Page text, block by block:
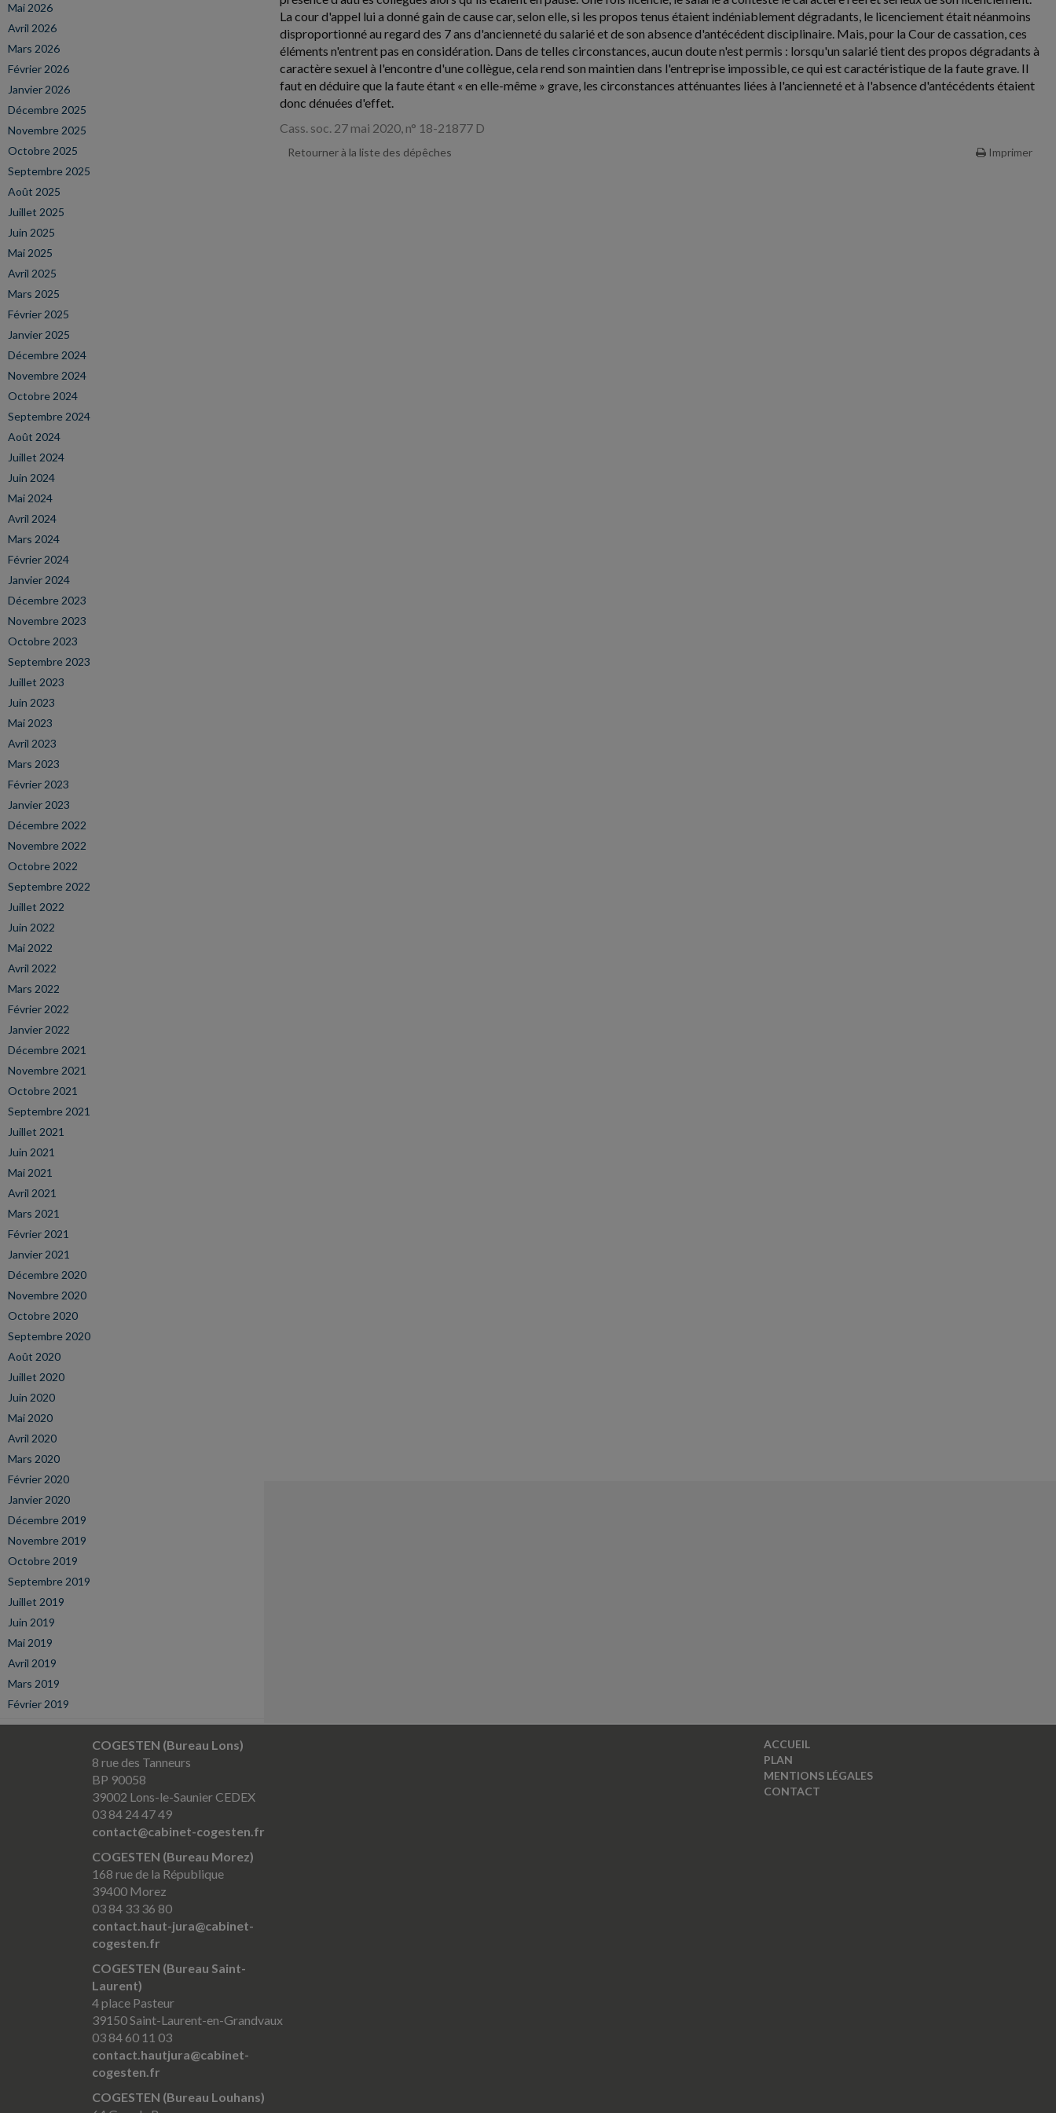
Mai 2026
Avril 2026
Mars 2026
Février 2026
Janvier 2026
Décembre 2025
Novembre 2025
Octobre 2025
Septembre 2025
Août 2025
Juillet 2025
Juin 2025
Mai 2025
Avril 2025
Mars 2025
Février 2025
Janvier 2025
Décembre 2024
Novembre 2024
Octobre 2024
Septembre 2024
Août 2024
Juillet 2024
Juin 2024
Mai 2024
Avril 2024
Mars 2024
Février 2024
Janvier 2024
Décembre 2023
Novembre 2023
Octobre 2023
Septembre 2023
Juillet 2023
Juin 2023
Mai 2023
Avril 2023
Mars 2023
Février 2023
Janvier 2023
Décembre 2022
Novembre 2022
Octobre 2022
Septembre 2022
Juillet 2022
Juin 2022
Mai 2022
Avril 2022
Mars 2022
Février 2022
Janvier 2022
Décembre 2021
Novembre 2021
Octobre 2021
Septembre 2021
Juillet 2021
Juin 2021
Mai 2021
Avril 2021
Mars 2021
Février 2021
Janvier 2021
Décembre 2020
Novembre 2020
Octobre 2020
Septembre 2020
Août 2020
Juillet 2020
Juin 2020
Mai 2020
Avril 2020
Mars 2020
Février 2020
Janvier 2020
Décembre 2019
Novembre 2019
Octobre 2019
Septembre 2019
Juillet 2019
Juin 2019
Mai 2019
Avril 2019
Mars 2019
Février 2019
La cour d'appel lui a donné gain de cause car, selon elle, si les propos tenus étaient indéniablement dégradants, le licenciement était néanmoins
disproportionné au regard des 7 ans d'ancienneté du salarié et de son absence d'antécédent disciplinaire. Mais, pour la Cour de cassation, ces
éléments n'entrent pas en considération. Dans de telles circonstances, aucun doute n'est permis : lorsqu'un salarié tient des propos dégradants à
caractère sexuel à l'encontre d'une collègue, cela rend son maintien dans l'entreprise impossible, ce qui est caractéristique de la faute grave. Il
faut en déduire que la faute étant « en elle-même » grave, les circonstances atténuantes liées à l'ancienneté et à l'absence d'antécédents étaient
donc dénuées d'effet.
Cass. soc. 27 mai 2020, n° 18-21877 D
Retourner à la liste des dépêches Imprimer
COGESTEN (Bureau Lons)
8 rue des Tanneurs
BP 90058
39002 Lons-le-Saunier CEDEX
03 84 24 47 49
contact@cabinet-cogesten.fr
COGESTEN (Bureau Morez)
168 rue de la République
39400 Morez
03 84 33 36 80
contact.haut-jura@cabinet-
cogesten.fr
COGESTEN (Bureau Saint-
Laurent)
4 place Pasteur
39150 Saint-Laurent-en-Grandvaux
03 84 60 11 03
contact.hautjura@cabinet-
cogesten.fr
COGESTEN (Bureau Louhans)
ACCUEIL
PLAN
MENTIONS LÉGALES
CONTACT